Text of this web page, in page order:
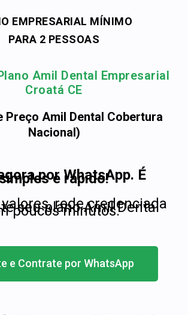
EMPRESARIAL MÍNIMO
PARA 2 PESSOAS
Amil Dental Empresarial
Croatá CE
Preço Amil Dental Cobertura
Nacional)
por WhatsApp. É
e rápido!
rede credenciada
seu plano Amil Dental
poucos minutos.
e Contrate por WhatsApp